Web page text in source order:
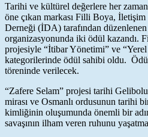
Tarihi ve kültürel değerlere her
öne çıkan markası Filli Boya, İletişim
Derneği (İDA) tarafından
organizasyonunda iki ödül kazandı.
projesiyle “İtibar Yönetimi” ve
kategorilerinde ödül sahibi oldu.
töreninde verilecek.
“Zafere Selam” projesi tarihi
mirası ve Osmanlı ordusunun tarihi
kimliğinin oluşumunda önemli bir
savaşının ilham veren ruhunu